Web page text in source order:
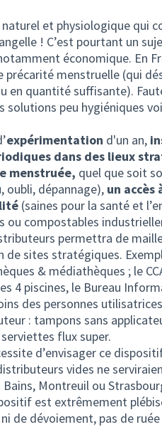
et physiologique qui
! C’est pourtant un
économique. En
précarité menstruelle (qui
en quantité suffisante).
solutions peu hygiéniques
expérimentation d'un an,
dans des lieux
menstruée, quel que soit
oubli, dépannage), un
(saines pour la santé et
ou compostables
permettra de
de sites stratégiques.
& médiathèques ; le
4 piscines, le Bureau
des personnes
: tampons sans
flux super.
d’envisager ce
vides ne
Montreuil ou
est extrêmement
de dévoiement, pas de